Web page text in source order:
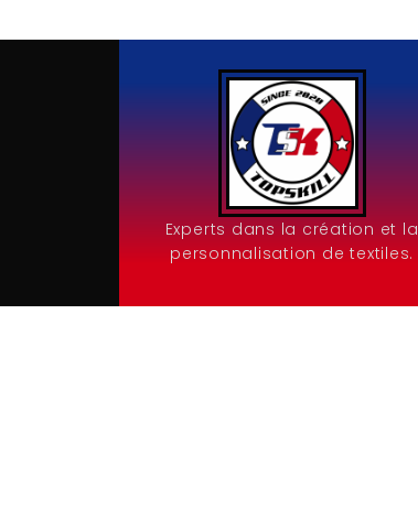
Experts dans la création et la
personnalisation de textiles.